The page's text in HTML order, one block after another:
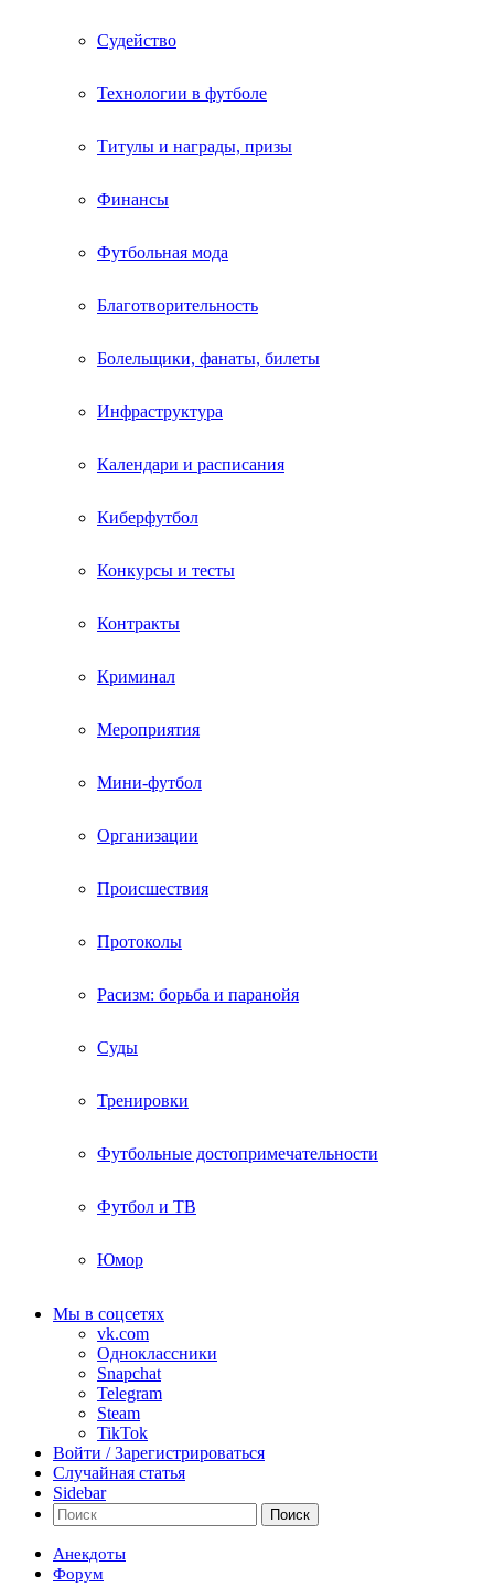
Судейство
Технологии в футболе
Титулы и награды, призы
Финансы
Футбольная мода
Благотворительность
Болельщики, фанаты, билеты
Инфраструктура
Календари и расписания
Киберфутбол
Конкурсы и тесты
Контракты
Криминал
Мероприятия
Мини-футбол
Организации
Происшествия
Протоколы
Расизм: борьба и паранойя
Суды
Тренировки
Футбольные достопримечательности
Футбол и ТВ
Юмор
Мы в соцсетях
vk.com
Одноклассники
Snapchat
Telegram
Steam
TikTok
Войти / Зарегистрироваться
Случайная статья
Sidebar
Поиск
Анекдоты
Форум